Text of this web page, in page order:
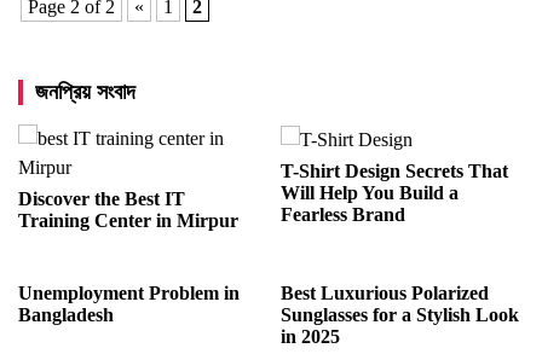
Page 2 of 2 « 1 2
জনপ্রিয় সংবাদ
Discover the Best IT
Training Center in Mirpur
T-Shirt Design Secrets That
Will Help You Build a
Fearless Brand
Unemployment Problem in
Bangladesh
Best Luxurious Polarized
Sunglasses for a Stylish Look
in 2025